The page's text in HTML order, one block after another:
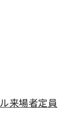
来場者定員